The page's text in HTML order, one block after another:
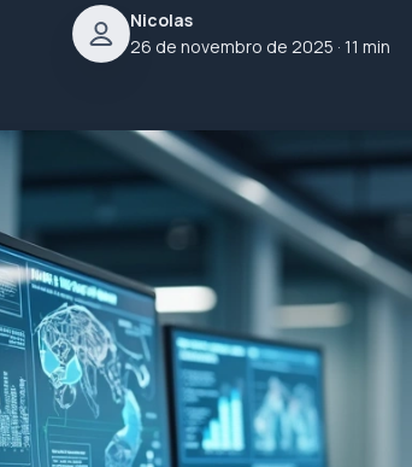
Nicolas
26 de novembro de 2025 · 11 min